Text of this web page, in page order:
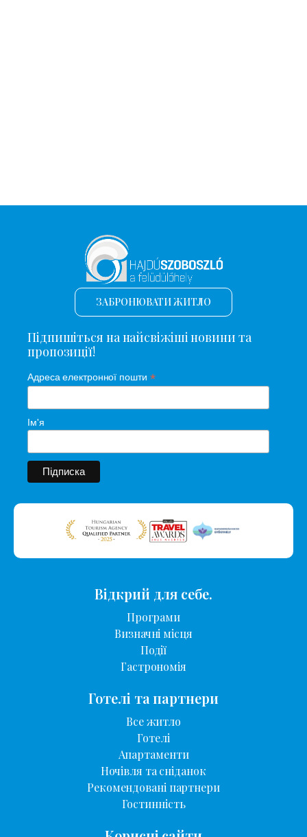
ЗАБРОНЮВАТИ ЖИТЛО
Підпишіться на найсвіжіші новини та
пропозиції!
Адреса електронної пошти *
Ім'я
Відкрий для себе.
Програми
Визначні місця
Події
Гастрономія
Готелі та партнери
Все житло
Готелі
Апартаменти
Ночівля та сніданок
Рекомендовані партнери
Гостинність